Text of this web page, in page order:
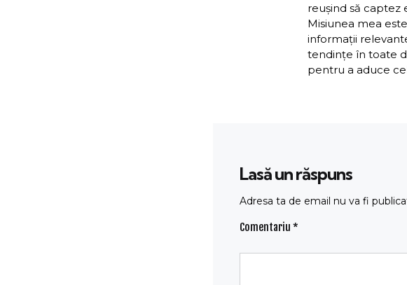
reușind să captez
Misiunea mea
informații
tendințe în toate
pentru a aduce
Lasă un răspuns
Adresa ta de email nu va fi
Comentariu *